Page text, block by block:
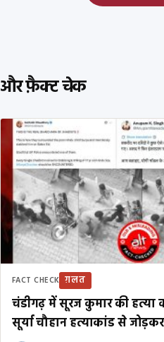
और फ़ैक्ट चेक
FACT CHECK ग़लत
चंडीगढ़ में सूरज कुमार की हत्या
सूर्या चौहान हत्याकांड से